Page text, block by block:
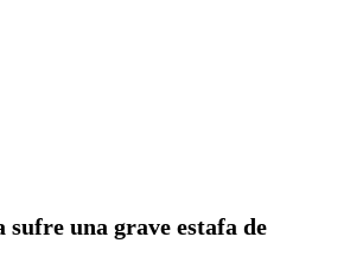
sufre una grave estafa de